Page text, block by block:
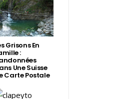
Grisons En
:
Une Suisse
Carte Postale